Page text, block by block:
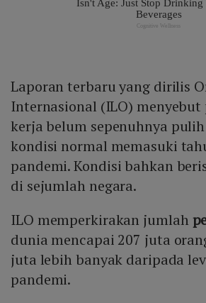
Laporan terbaru yang dirilis
Internasional (ILO) menyebut
kerja belum sepenuhnya
kondisi normal memasuki
pandemi. Kondisi bahkan
di sejumlah negara.
ILO memperkirakan jumlah
dunia mencapai 207 juta
juta lebih banyak daripada
pandemi.